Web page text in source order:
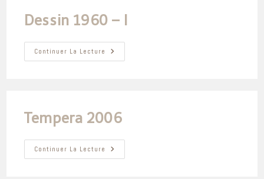
Dessin 1960 – I
Continuer La Lecture Dessin
1960
Tempera 2006
Continuer La Lecture Tempera
2006